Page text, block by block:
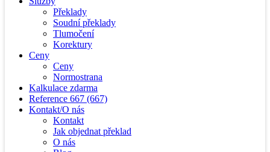
Překlady
Soudní překlady
Tlumočení
Korektury
Ceny
Ceny
Normostrana
Kalkulace zdarma
Reference 667 (667)
Kontakt/O nás
Kontakt
Jak objednat překlad
O nás